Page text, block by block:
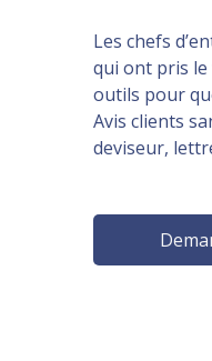
Les chefs
qui ont pris le
outils pour
Avis clients
deviseur,